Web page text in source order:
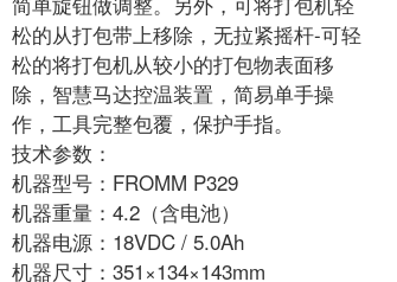
松的从打包带上移除，无拉紧摇杆-可轻
松的将打包机从较小的打包物表面移
除，智慧马达控温装置，简易单手操
作，工具完整包覆，保护手指。
技术参数：
机器型号：FROMM P329
机器重量：4.2（含电池）
机器电源：18VDC / 5.0Ah
机器尺寸：351×134×143mm